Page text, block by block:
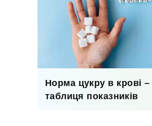
Норма цукру в крові –
таблиця показників